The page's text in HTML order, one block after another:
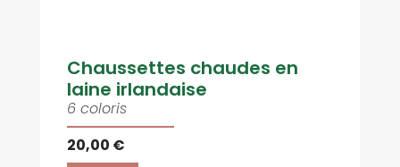
Chaussettes chaudes en
laine irlandaise
6 coloris
20,00 €